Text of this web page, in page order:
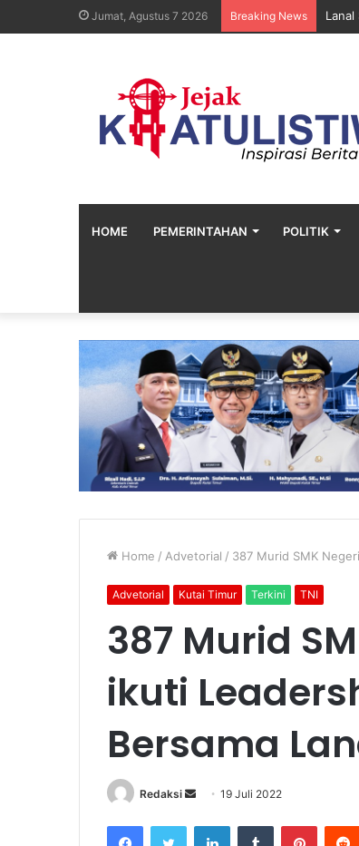
Jumat, Agustus 7 2026 Breaking News Lanal
HOME PEMERINTAHAN POLITIK
Home / Advetorial / 387 Murid SMK
Advetorial Kutai Timur Terkini TNI
387 Murid
ikuti
Bersama
Redaksi
Send
email
19 Juli 2022
FacebookTwitter LinkedInTumblr